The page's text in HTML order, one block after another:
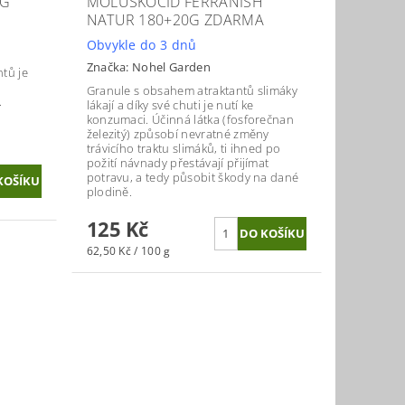
je
NATUR 180+20G ZDARMA
Obvykle do 3 dnů
Značka: Nohel Garden
Granule s obsahem atraktantů slimáky
lákají a díky své chuti je nutí ke
konzumaci. Účinná látka (fosforečnan
železitý) způsobí nevratné změny
trávicího traktu slimáků, ti ihned po
požití návnady přestávají přijímat
potravu, a tedy působit škody na dané
plodině.
125 Kč
62,50 Kč / 100 g